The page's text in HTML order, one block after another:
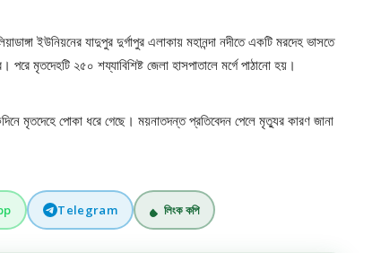
ইউনিয়নের যাদুপুর দুর্গাপুর এলাকায় মহানন্দা নদীতে একটি মরদেহ ভাসতে
মৃতদেহটি ২৫০ শয্যাবিশিষ্ট জেলা হাসপাতালে মর্গে পাঠানো হয়।
মৃতদেহে পোকা ধরে গেছে। ময়নাতদন্ত প্রতিবেদন পেলে মৃত্যুর কারণ জানা
Telegram লিংক কপি